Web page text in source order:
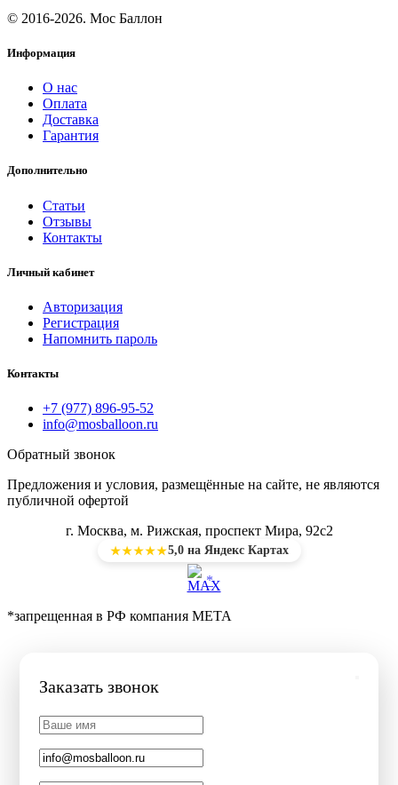
© 2016-2026. Мос Баллон
Информация
О нас
Оплата
Доставка
Гарантия
Дополнительно
Статьи
Отзывы
Контакты
Личный кабинет
Авторизация
Регистрация
Напомнить пароль
Контакты
+7 (977) 896-95-52
info@mosballoon.ru
Обратный звонок
Предложения и условия, размещённые на сайте, не являются
публичной офертой
г. Москва, м. Рижская, проспект Мира, 92с2
★★★★★5,0 на Яндекс Картах
*
*запрещенная в РФ компания МЕТА
Заказать звонок